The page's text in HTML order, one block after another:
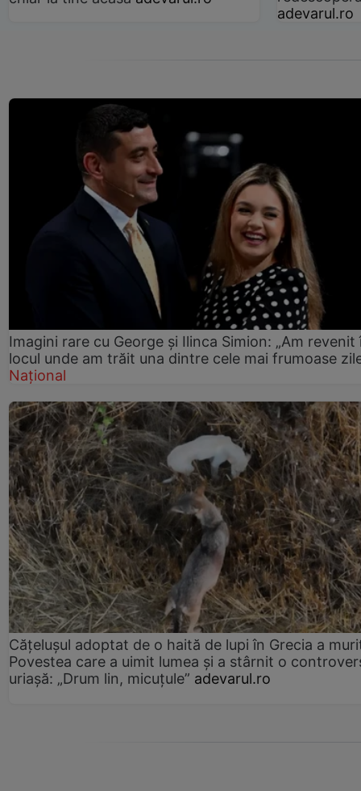
adevarul.ro
Imagini rare cu George și Ilinca Simion: „Am revenit
locul unde am trăit una dintre cele mai frumoase
Național
Cățelușul adoptat de o haită de lupi în Grecia a
Povestea care a uimit lumea și a stârnit o
uriașă: „Drum lin, micuțule” adevarul.ro